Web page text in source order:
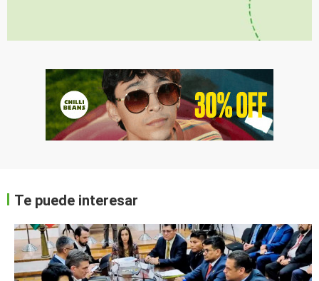
Te puede interesar